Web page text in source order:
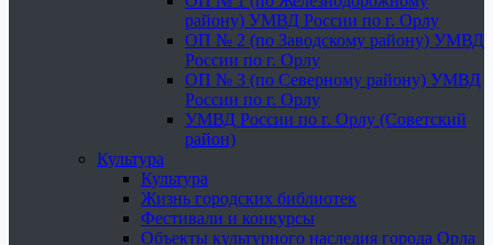
району) УМВД России по г. Орлу
ОП № 2 (по Заводскому району) УМВД
России по г. Орлу
ОП № 3 (по Северному району) УМВД
России по г. Орлу
УМВД России по г. Орлу (Советский
район)
Культура
Культура
Жизнь городских библиотек
Фестивали и конкурсы
Объекты культурного наследия города Орла